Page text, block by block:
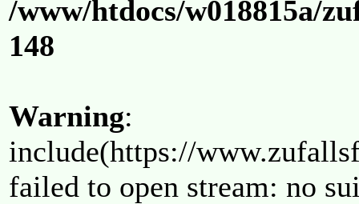
/www/htdocs/w018815a/
148
Warning:
include(https://
failed to open stream: no